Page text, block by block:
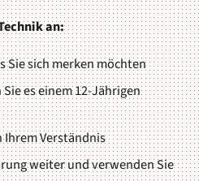
an:
Sie sich merken möchten
es einem 12-Jährigen
Verständnis
weiter und verwenden Sie